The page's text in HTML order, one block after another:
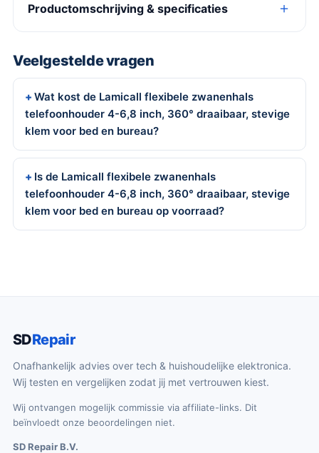
Productomschrijving & specificaties
Veelgestelde vragen
Wat kost de Lamicall flexibele zwanenhals
telefoonhouder 4-6,8 inch, 360° draaibaar, stevige
klem voor bed en bureau?
Is de Lamicall flexibele zwanenhals
telefoonhouder 4-6,8 inch, 360° draaibaar, stevige
klem voor bed en bureau op voorraad?
SDRepair
Onafhankelijk advies over tech & huishoudelijke elektronica.
Wij testen en vergelijken zodat jij met vertrouwen kiest.
Wij ontvangen mogelijk commissie via affiliate-links. Dit
beïnvloedt onze beoordelingen niet.
SD Repair B.V.